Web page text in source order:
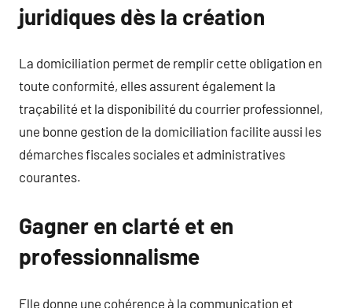
juridiques dès la création
La domiciliation permet de remplir cette obligation en
toute conformité, elles assurent également la
traçabilité et la disponibilité du courrier professionnel,
une bonne gestion de la domiciliation facilite aussi les
démarches fiscales sociales et administratives
courantes.
Gagner en clarté et en
professionnalisme
Elle donne une cohérence à la communication et